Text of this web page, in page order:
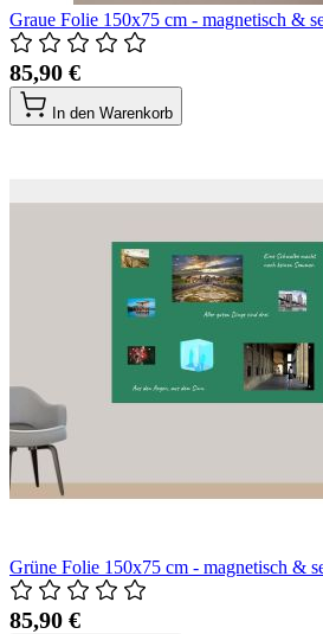
Graue Folie 150x75 cm - magnetisch &
85,90 €
In den Warenkorb
Grüne Folie 150x75 cm - magnetisch &
85,90 €